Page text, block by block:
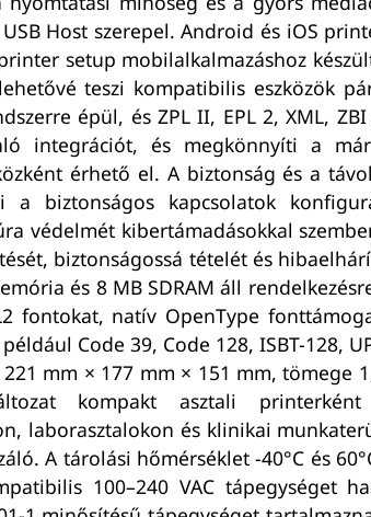
USB Host szerepel. Android és iOS
setup mobilalkalmazáshoz
teszi kompatibilis eszközök
épül, és ZPL II, EPL 2, XML,
integrációt, és megkönnyíti a
érhető el. A biztonság és a
a biztonságos kapcsolatok
védelmét kibertámadásokkal
biztonságossá tételét és
és 8 MB SDRAM áll
fontokat, natív OpenType
Code 39, Code 128, ISBT-128,
221 mm × 177 mm × 151 mm, tömege
kompakt asztali printerként
laborasztalokon és klinikai
A tárolási hőmérséklet -40°C és
100–240 VAC tápegységet